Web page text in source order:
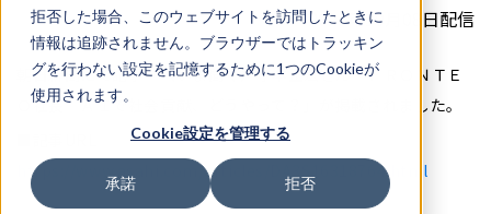
拒否した場合、このウェブサイトを訪問したときに
情報は追跡されません。ブラウザーではトラッキン
グを行わない設定を記憶するために1つのCookieが
使用されます。
Cookie設定を管理する
承諾 拒否
2025年10月08日配信
朝日新聞にて記事「（いま聞く）守本正宏さん ＦＲＯＮＴＥ
Ｏ社長 ＡＩで社会貢献、どうやって？」が掲載されました。
https://www.asahi.com/articles/DA3S16318764.html